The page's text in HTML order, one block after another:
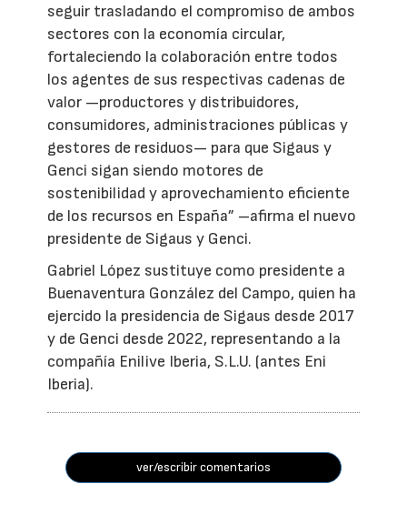
seguir trasladando el compromiso de ambos
sectores con la economía circular,
fortaleciendo la colaboración entre todos
los agentes de sus respectivas cadenas de
valor —productores y distribuidores,
consumidores, administraciones públicas y
gestores de residuos— para que Sigaus y
Genci sigan siendo motores de
sostenibilidad y aprovechamiento eficiente
de los recursos en España” –afirma el nuevo
presidente de Sigaus y Genci.
Gabriel López sustituye como presidente a
Buenaventura González del Campo, quien ha
ejercido la presidencia de Sigaus desde 2017
y de Genci desde 2022, representando a la
compañía Enilive Iberia, S.L.U. (antes Eni
Iberia).
ver/escribir comentarios